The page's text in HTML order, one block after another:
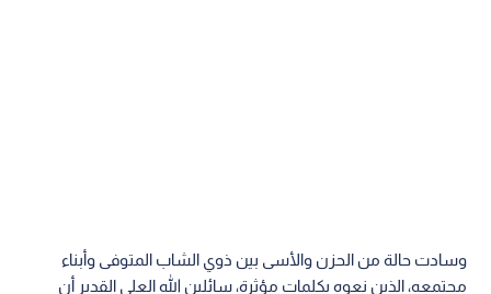
وسادت حالة من الحزن والأسى بين ذوي الشاب المتوفى وأبناء
مجتمعه، الذين نعوه بكلمات مؤثرة، سائلين الله العلي القدير أن